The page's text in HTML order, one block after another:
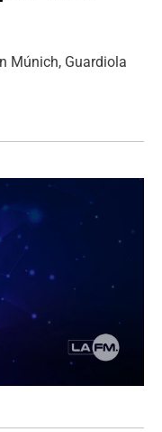
Múnich, Guardiola